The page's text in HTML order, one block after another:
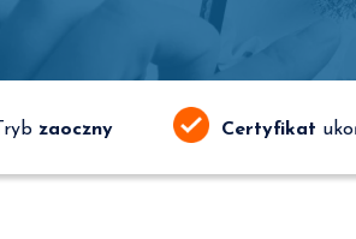
Tryb zaoczny Certyfikat